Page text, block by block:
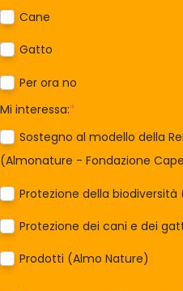
Cane
Gatto
Per ora no
Mi interessa:*
Sostegno al modello della
(Almonature - Fondazione
Protezione della biodiversità
Protezione dei cani e dei
Prodotti (Almo Nature)